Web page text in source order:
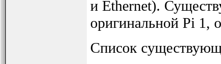
и Ethernet).
оригинальной Pi 1,
Список